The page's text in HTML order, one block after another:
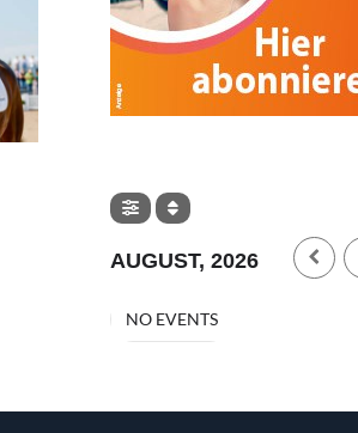
Hannah Eggerer ist
Gesamtsiegerin des
AlpenSpan Grand Prix 2026
AUG. 3, 2026
AUGUST, 2026
NO EVENTS